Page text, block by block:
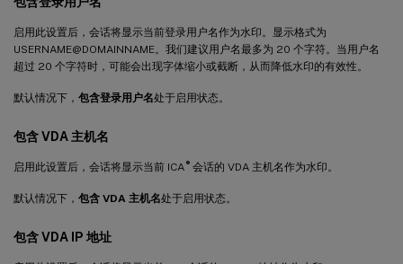
启用此设置后，会话将显示当前登录用户名作为水印。显示格式为
USERNAME@DOMAINNAME。我们建议用户名最多为 20 个字符。当用户名
超过 20 个字符时，可能会出现字体缩小或截断，从而降低水印的有效性。
默认情况下， 包含登录用户名处于启用状态。
包含 VDA 主机名
启用此设置后，会话将显示当前 ICA ®会话的 VDA 主机名作为水印。
默认情况下， 包含 VDA 主机名处于启用状态。
包含 VDA IP 地址